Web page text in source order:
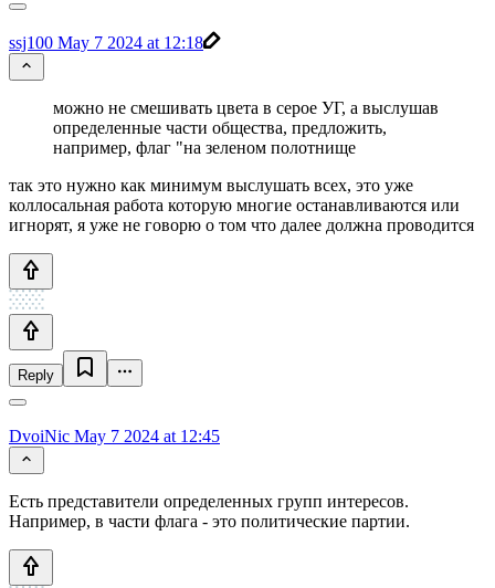
ssj100 May 7 2024 at 12:18
можно не смешивать цвета в серое УГ, а выслушав
определенные части общества, предложить,
например, флаг "на зеленом полотнище
так это нужно как минимум выслушать всех, это уже
коллосальная работа которую многие останавливаются или
игнорят, я уже не говорю о том что далее должна проводится
Reply
DvoiNic May 7 2024 at 12:45
Есть представители определенных групп интересов.
Например, в части флага - это политические партии.